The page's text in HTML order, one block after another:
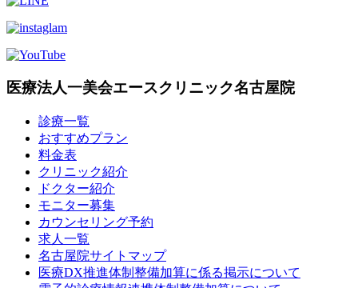
医療法人一美会エースクリニック名古屋院
診療一覧
おすすめプラン
料金表
クリニック紹介
ドクター紹介
モニター募集
カウンセリング予約
求人一覧
名古屋院サイトマップ
医療DX推進体制整備加算に係る掲示について